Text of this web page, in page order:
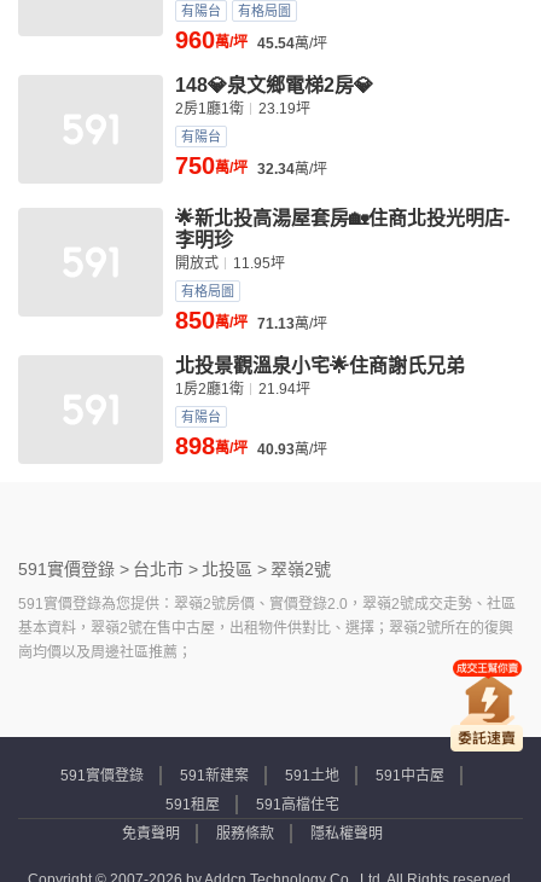
有陽台 有格局圖
960萬/坪 45.54萬/坪
148💎泉文鄉電梯2房💎
2房1廳1衛 23.19坪
有陽台
750萬/坪 32.34萬/坪
🌟新北投高湯屋套房🏡住商北投光明店-
李明珍
開放式 11.95坪
有格局圖
850萬/坪 71.13萬/坪
北投景觀溫泉小宅🌟住商謝氏兄弟
1房2廳1衛 21.94坪
有陽台
898萬/坪 40.93萬/坪
591實價登錄 > 台北市 > 北投區 > 翠嶺2號
591實價登錄為您提供：翠嶺2號房價、實價登錄2.0，翠嶺2號成交走勢、社區
基本資料，翠嶺2號在售中古屋，出租物件供對比、選擇；翠嶺2號所在的復興
崗均價以及周邊社區推薦；
591實價登錄 591新建案 591土地
591中古屋
591租屋
591高檔住宅
免責聲明
服務條款 隱私權聲明